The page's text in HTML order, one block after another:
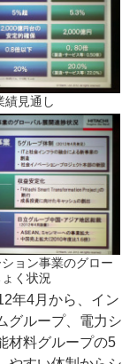
績見通し
ョン事業のグロー
く状況
年4月から、イン
グループ、電力シ
材料グループの5